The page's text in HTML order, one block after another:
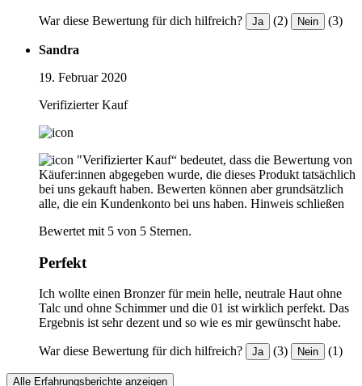
War diese Bewertung für dich hilfreich? Ja (2) Nein (3)
Sandra
19. Februar 2020
Verifizierter Kauf
"Verifizierter Kauf“ bedeutet, dass die Bewertung von
Käufer:innen abgegeben wurde, die dieses Produkt tatsächlich
bei uns gekauft haben. Bewerten können aber grundsätzlich
alle, die ein Kundenkonto bei uns haben. Hinweis schließen
Bewertet mit 5 von 5 Sternen.
Perfekt
Ich wollte einen Bronzer für mein helle, neutrale Haut ohne
Talc und ohne Schimmer und die 01 ist wirklich perfekt. Das
Ergebnis ist sehr dezent und so wie es mir gewünscht habe.
War diese Bewertung für dich hilfreich? Ja (3) Nein (1)
Alle Erfahrungsberichte anzeigen